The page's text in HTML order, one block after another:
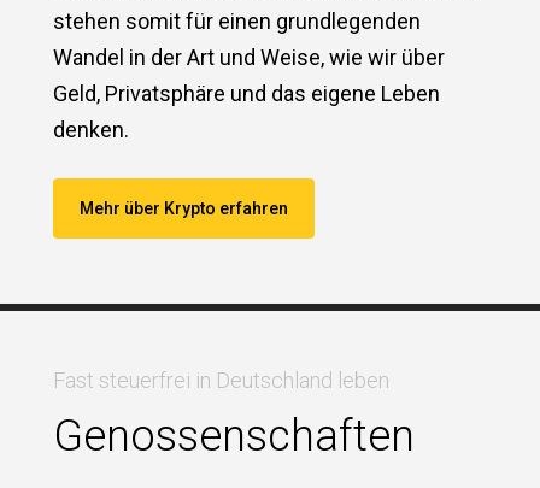
stehen somit für einen grundlegenden
Wandel in der Art und Weise, wie wir über
Geld, Privatsphäre und das eigene Leben
denken​.
Mehr über Krypto erfahren
Fast steuerfrei in Deutschland leben
Genossenschaften